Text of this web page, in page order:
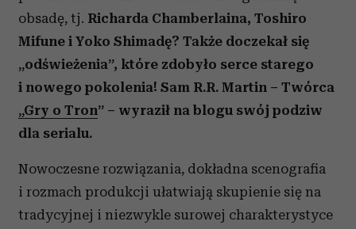
obsadę, tj. Richarda Chamberlaina, Toshiro
Mifune i Yoko Shimadę? Także doczekał się
„odświeżenia”, które zdobyło serce starego
i nowego pokolenia! Sam R.R. Martin – Twórca
„Gry o Tron” – wyraził na blogu swój podziw
dla serialu.
Nowoczesne rozwiązania, dokładna scenografia
i rozmach produkcji ułatwiają skupienie się na
tradycyjnej i niezwykle surowej charakterystyce